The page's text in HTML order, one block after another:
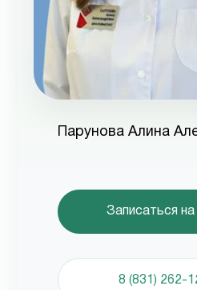
Парунова Алина
Записаться на
8 (831) 262-